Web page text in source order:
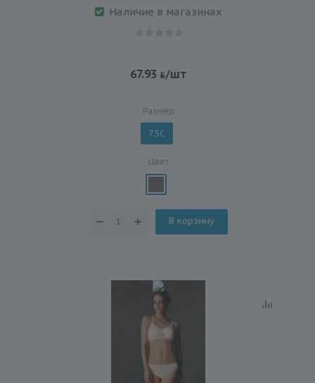
Наличие в магазинах
67.93 /шт
Размер
75C
Цвет
В корзину